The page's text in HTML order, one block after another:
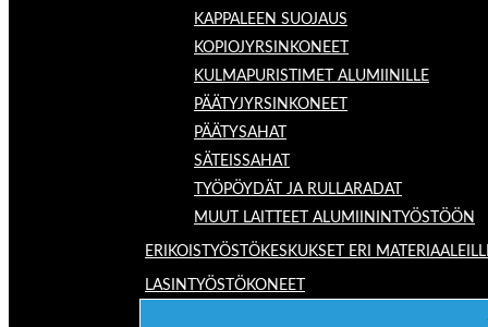
KAPPALEEN SUOJAUS
KOPIOJYRSINKONEET
KULMAPURISTIMET ALUMIINILLE
PÄÄTYJYRSINKONEET
PÄÄTYSAHAT
SÄTEISSAHAT
TYÖPÖYDÄT JA RULLARADAT
MUUT LAITTEET ALUMIININTYÖSTÖÖN
ERIKOISTYÖSTÖKESKUKSET ERI
LASINTYÖSTÖKONEET